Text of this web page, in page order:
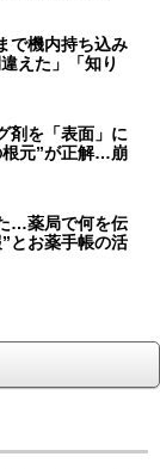
で機内持ち込み
えた」「知り
剤を「表面」に
元”が正解…崩
…薬局で何を伝
とお薬手帳の活